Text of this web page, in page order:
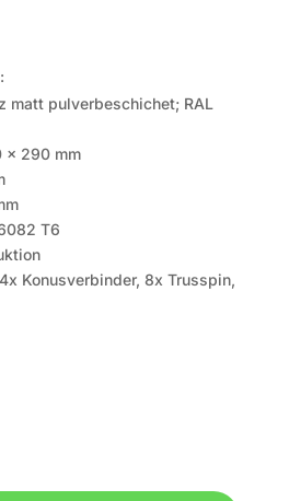
matt pulverbeschichet; RAL
x 290 mm
T6
Konusverbinder, 8x Trusspin,